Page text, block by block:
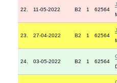
22. 11-05-2022 B2 1 62564
23. 27-04-2022 B2 1 62564
24. 03-05-2022 B2 1 62564